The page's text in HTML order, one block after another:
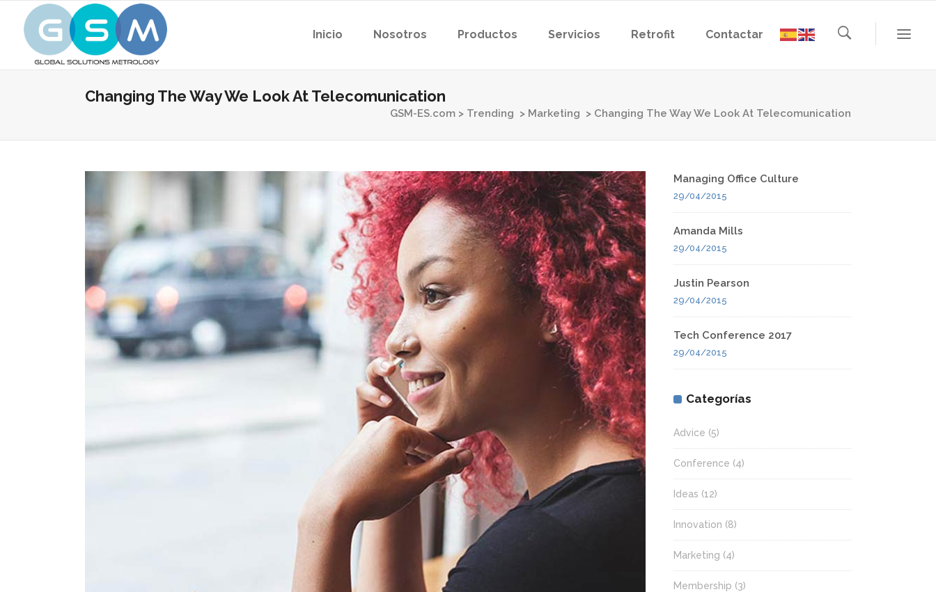
Inicio Nosotros Productos Servicios Retrofit Contactar
Changing The Way We Look At Telecomunication
GSM-ES.com > Trending > Marketing > Changing The Way We Look At Telecomunication
Managing Office Culture
29/04/2015
Amanda Mills
29/04/2015
Justin Pearson
29/04/2015
Tech Conference 2017
29/04/2015
Categorías
Advice (5)
Conference (4)
Ideas (12)
Innovation (8)
Marketing (4)
Membership (3)